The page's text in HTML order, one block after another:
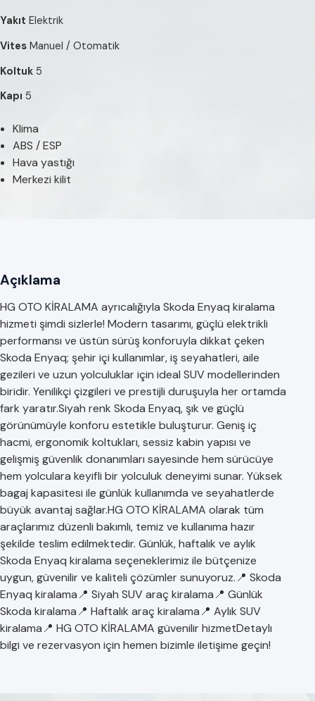
Yakıt Elektrik
Vites Manuel / Otomatik
Koltuk 5
Kapı 5
Klima
ABS / ESP
Hava yastığı
Merkezi kilit
Açıklama
HG OTO KİRALAMA ayrıcalığıyla Skoda Enyaq kiralama
hizmeti şimdi sizlerle! Modern tasarımı, güçlü elektrikli
performansı ve üstün sürüş konforuyla dikkat çeken
Skoda Enyaq; şehir içi kullanımlar, iş seyahatleri, aile
gezileri ve uzun yolculuklar için ideal SUV modellerinden
biridir. Yenilikçi çizgileri ve prestijli duruşuyla her ortamda
fark yaratır.Siyah renk Skoda Enyaq, şık ve güçlü
görünümüyle konforu estetikle buluşturur. Geniş iç
hacmi, ergonomik koltukları, sessiz kabin yapısı ve
gelişmiş güvenlik donanımları sayesinde hem sürücüye
hem yolculara keyifli bir yolculuk deneyimi sunar. Yüksek
bagaj kapasitesi ile günlük kullanımda ve seyahatlerde
büyük avantaj sağlar.HG OTO KİRALAMA olarak tüm
araçlarımız düzenli bakımlı, temiz ve kullanıma hazır
şekilde teslim edilmektedir. Günlük, haftalık ve aylık
Skoda Enyaq kiralama seçeneklerimiz ile bütçenize
uygun, güvenilir ve kaliteli çözümler sunuyoruz.📍 Skoda
Enyaq kiralama📍 Siyah SUV araç kiralama📍 Günlük
Skoda kiralama📍 Haftalık araç kiralama📍 Aylık SUV
kiralama📍 HG OTO KİRALAMA güvenilir hizmetDetaylı
bilgi ve rezervasyon için hemen bizimle iletişime geçin!